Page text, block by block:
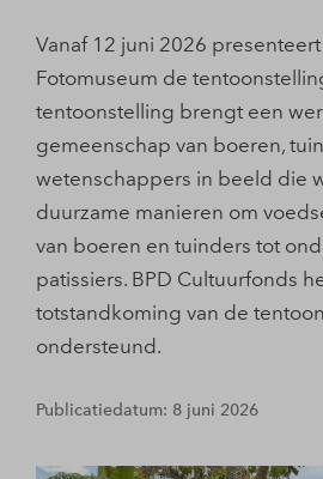
Vanaf 12 juni 2026
Fotomuseum de
tentoonstelling brengt een
gemeenschap van boeren,
wetenschappers in beeld die
duurzame manieren om
van boeren en tuinders tot
patissiers. BPD Cultuurfonds
totstandkoming van de
ondersteund.
Publicatiedatum: 8 juni 2026